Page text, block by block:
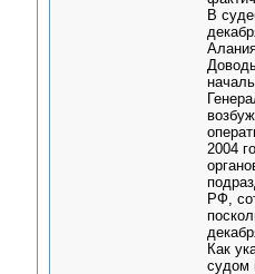
В
2004
РФ,
Как
судом